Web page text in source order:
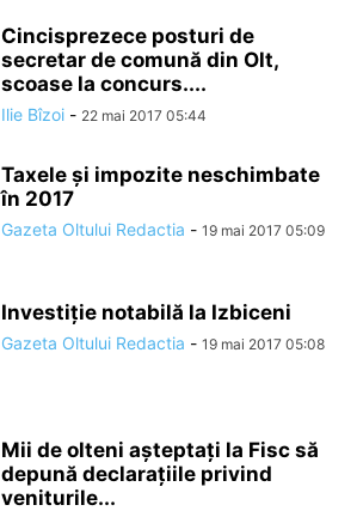
Cincisprezece posturi de
secretar de comună din Olt,
scoase la concurs....
Ilie Bîzoi - 22 mai 2017 05:44
Taxele și impozite neschimbate
în 2017
Gazeta Oltului Redactia - 19 mai 2017 05:09
Investiție notabilă la Izbiceni
Gazeta Oltului Redactia - 19 mai 2017 05:08
Mii de olteni aşteptaţi la Fisc să
depună declaraţiile privind
veniturile...